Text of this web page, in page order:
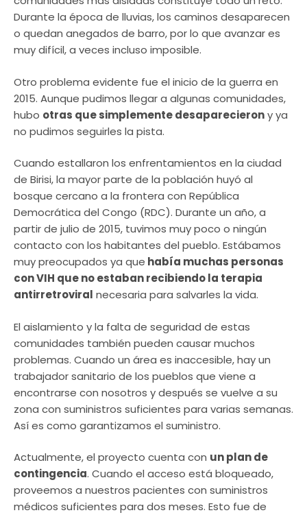
Durante la época de lluvias, los caminos desaparecen
o quedan anegados de barro, por lo que avanzar es
muy difícil, a veces incluso imposible.
Otro problema evidente fue el inicio de la guerra en
2015. Aunque pudimos llegar a algunas comunidades,
hubo otras que simplemente desaparecierony ya
no pudimos seguirles la pista.
Cuando estallaron los enfrentamientos en la ciudad
de Birisi, la mayor parte de la población huyó al
bosque cercano a la frontera con República
Democrática del Congo (RDC). Durante un año, a
partir de julio de 2015, tuvimos muy poco o ningún
contacto con los habitantes del pueblo. Estábamos
muy preocupados ya que había muchas personas
con VIH que no estaban recibiendo la terapia
antirretroviral necesaria para salvarles la vida.
El aislamiento y la falta de seguridad de estas
comunidades también pueden causar muchos
problemas. Cuando un área es inaccesible, hay un
trabajador sanitario de los pueblos que viene a
encontrarse con nosotros y después se vuelve a su
zona con suministros suficientes para varias semanas.
Así es como garantizamos el suministro.
Actualmente, el proyecto cuenta con un plan de
contingencia. Cuando el acceso está bloqueado,
proveemos a nuestros pacientes con suministros
médicos suficientes para dos meses. Esto fue de